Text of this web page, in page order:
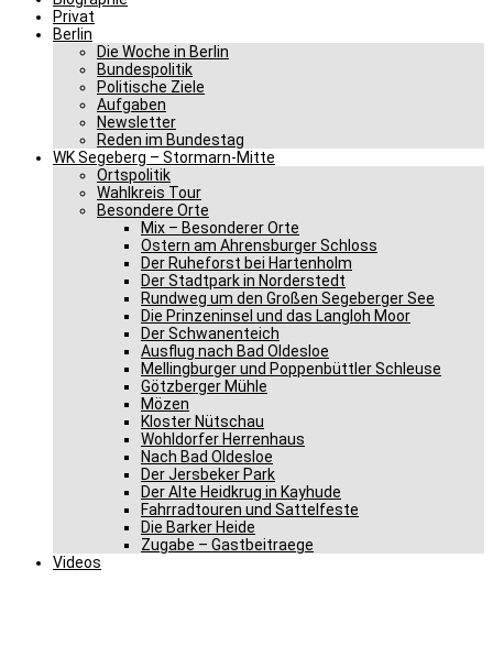
Privat
Berlin
Die Woche in Berlin
Bundespolitik
Politische Ziele
Aufgaben
Newsletter
Reden im Bundestag
WK Segeberg – Stormarn-Mitte
Ortspolitik
Wahlkreis Tour
Besondere Orte
Mix – Besonderer Orte
Ostern am Ahrensburger Schloss
Der Ruheforst bei Hartenholm
Der Stadtpark in Norderstedt
Rundweg um den Großen Segeberger See
Die Prinzeninsel und das Langloh Moor
Der Schwanenteich
Ausflug nach Bad Oldesloe
Mellingburger und Poppenbüttler Schleuse
Götzberger Mühle
Mözen
Kloster Nütschau
Wohldorfer Herrenhaus
Nach Bad Oldesloe
Der Jersbeker Park
Der Alte Heidkrug in Kayhude
Fahrradtouren und Sattelfeste
Die Barker Heide
Zugabe – Gastbeitraege
Videos